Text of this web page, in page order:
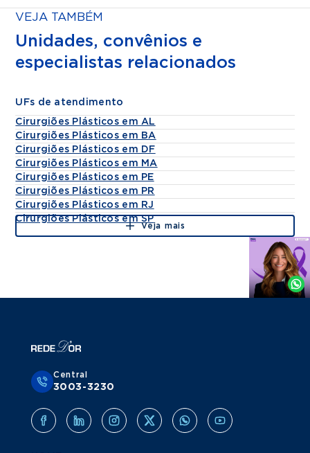
VEJA TAMBÉM
Unidades, convênios e
especialistas relacionados
UFs de atendimento
Cirurgiões Plásticos em AL
Cirurgiões Plásticos em BA
Cirurgiões Plásticos em DF
Cirurgiões Plásticos em MA
Cirurgiões Plásticos em PE
Cirurgiões Plásticos em PR
Cirurgiões Plásticos em RJ
Cirurgiões Plásticos em SP
Veja mais
Agende
Whatsapp
Central
3003-3230